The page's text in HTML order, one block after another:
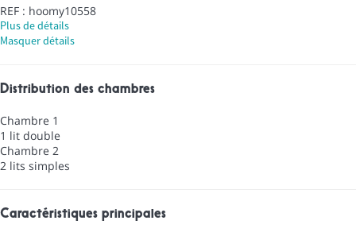
REF : hoomy10558
Plus de détails
Masquer détails
Distribution des chambres
Chambre 1
1 lit double
Chambre 2
2 lits simples
Caractéristiques principales